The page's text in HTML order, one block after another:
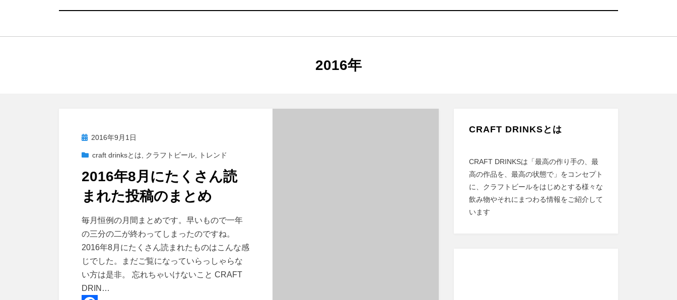
タグ
:
2016年
投 2016年9月1日
craft drinksとは クラフトビール トレンド
2016年8月にたくさん読
まれた投稿のまとめ
投稿者 master
毎月恒例の月間まとめです。早いもので一年
の三分の二が終わってしまったのですね。
2016年8月にたくさん読まれたものはこんな感
じでした。まだご覧になっていらっしゃらな
い方は是非。 忘れちゃいけないこと CRAFT
DRIN…
CRAFT DRINKSとは
CRAFT DRINKSは「最高の作り手の、最
高の作品を、最高の状態で」をコンセプト
に、クラフトビールをはじめとする様々な
飲み物やそれにまつわる情報をご紹介して
います